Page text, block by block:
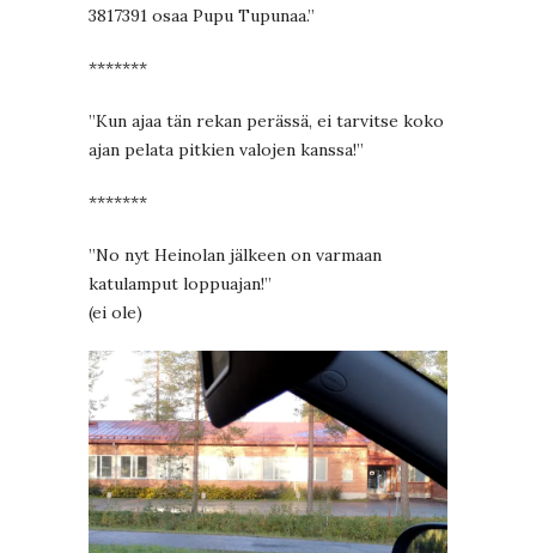
3817391 osaa Pupu Tupunaa.”
*******
”Kun ajaa tän rekan perässä, ei tarvitse koko
ajan pelata pitkien valojen kanssa!”
*******
”No nyt Heinolan jälkeen on varmaan
katulamput loppuajan!”
(ei ole)